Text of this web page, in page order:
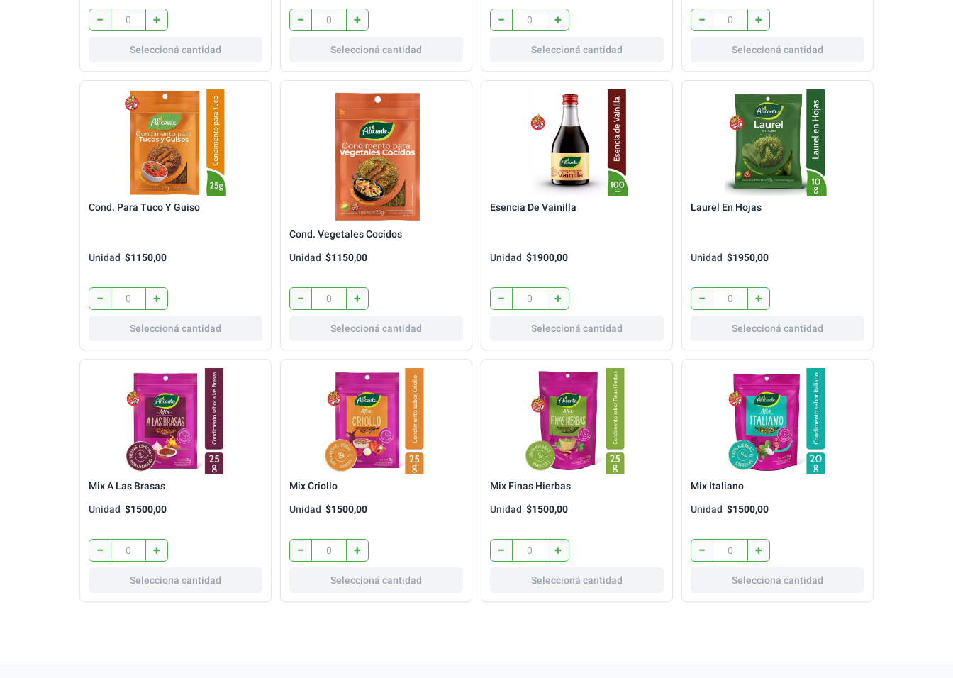
− +
Seleccioná cantidad
− +
Seleccioná cantidad
− +
Seleccioná cantidad
− +
Seleccioná cantidad
Cond. Para Tuco Y Guiso
Unidad $1150,00
− +
Seleccioná cantidad
Cond. Vegetales Cocidos
Unidad $1150,00
− +
Seleccioná cantidad
Esencia De Vainilla
Unidad $1900,00
− +
Seleccioná cantidad
Laurel En Hojas
Unidad $1950,00
− +
Seleccioná cantidad
Mix A Las Brasas
Unidad $1500,00
− +
Seleccioná cantidad
Mix Criollo
Unidad $1500,00
− +
Seleccioná cantidad
Mix Finas Hierbas
Unidad $1500,00
− +
Seleccioná cantidad
Mix Italiano
Unidad $1500,00
− +
Seleccioná cantidad
Siguiente